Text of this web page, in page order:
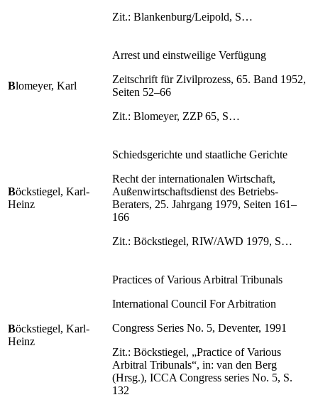
Zit.: Blankenburg/Leipold, S…
Blomeyer, Karl
Arrest und einstweilige Verfügung
Zeitschrift für Zivilprozess, 65. Band 1952,
Seiten 52–66
Zit.: Blomeyer, ZZP 65, S…
Böckstiegel, Karl-
Heinz
Schiedsgerichte und staatliche Gerichte
Recht der internationalen Wirtschaft,
Außenwirtschaftsdienst des Betriebs-
Beraters, 25. Jahrgang 1979, Seiten 161–
166
Zit.: Böckstiegel, RIW/AWD 1979, S…
Böckstiegel, Karl-
Heinz
Practices of Various Arbitral Tribunals
International Council For Arbitration
Congress Series No. 5, Deventer, 1991
Zit.: Böckstiegel, „Practice of Various
Arbitral Tribunals“, in: van den Berg
(Hrsg.), ICCA Congress series No. 5, S.
132